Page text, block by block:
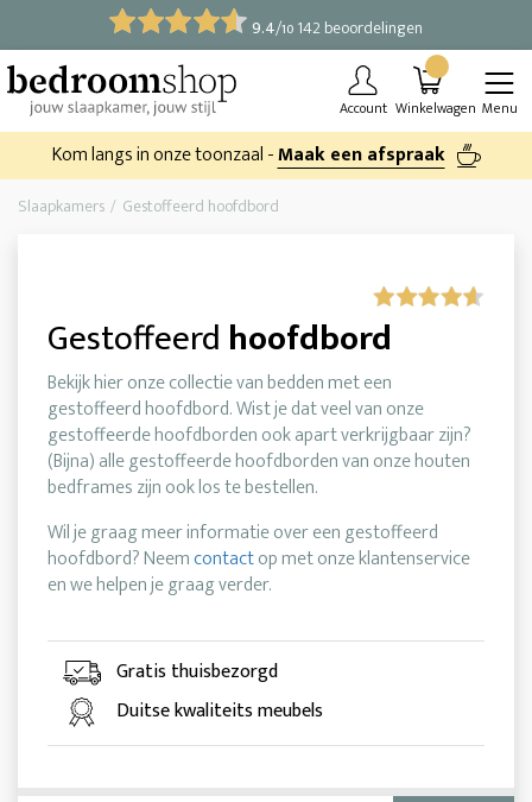
9.4/10 142 beoordelingen
Account Winkelwagen Menu
Kom langs in onze toonzaal -Maak een afspraak
Slaapkamers Gestoffeerd hoofdbord
Gestoffeerd hoofdbord
Bekijk hier onze collectie van bedden met een
gestoffeerd hoofdbord. Wist je dat veel van onze
gestoffeerde hoofdborden ook apart verkrijgbaar zijn?
(Bijna) alle gestoffeerde hoofdborden van onze houten
bedframes zijn ook los te bestellen.
Wil je graag meer informatie over een gestoffeerd
hoofdbord? Neemcontactop met onze klantenservice
en we helpen je graag verder.
Gratis thuisbezorgd
Duitse kwaliteits meubels